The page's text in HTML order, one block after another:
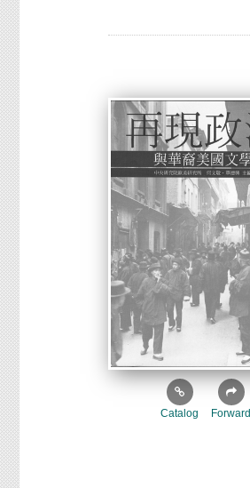
Catalog Forward